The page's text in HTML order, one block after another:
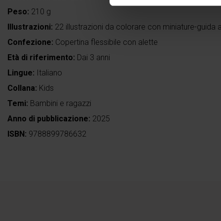
Peso: 210 g
Illustrazioni: 22 illustrazioni da colorare con miniature-guida
Confezione: Copertina flessibile con alette
Età di riferimento: Dai 3 anni
Lingue: Italiano
Collana: Kids
Temi: Bambini e ragazzi
Anno di pubblicazione: 2025
ISBN: 9788899786632